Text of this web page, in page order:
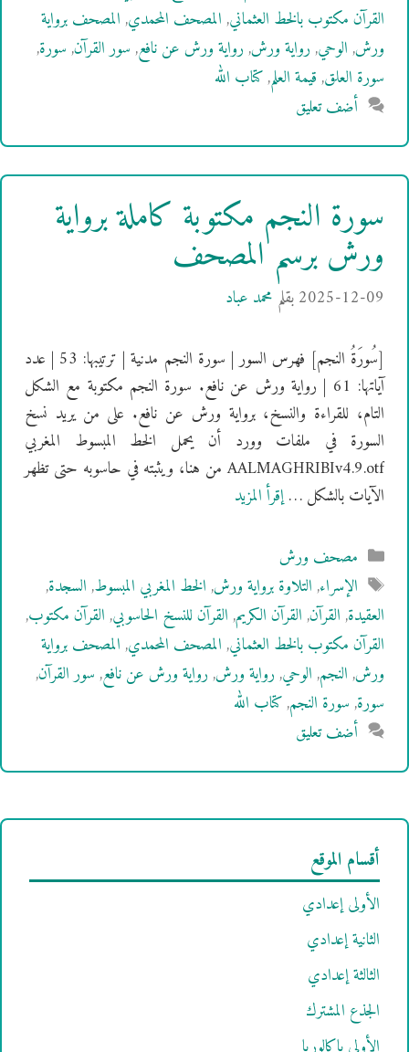
القرآن مكتوب بالخط العثماني,المصحف المحمدي,المصحف برواية
ورش,الوحي,رواية ورش,رواية ورش عن نافع,سور القرآن,سورة,
سورة العلق,قيمة العلم,كتاب الله
أضف تعليق
سورة النجم مكتوبة كاملة برواية
ورش برسم المصحف
2025-12-09بقلم محمد عباد
[سُورَةُ النجم] فهرس السور | سورة النجم مدنية | ترتيبها: 53 | عدد
آياتها: 61 | رواية ورش عن نافع. سورة النجم مكتوبة مع الشكل
التام، للقراءة والنسخ، برواية ورش عن نافع. على من يريد نسخ
السورة في ملفات وورد أن يحمل الخط المبسوط المغربي
AALMAGHRIBIv4.9.otf من هنا، ويثبته في حاسوبه حتى تظهر
الآيات بالشكل …إقرأ المزيد
التصنيفات
مصحف ورش
الوسوم
الإسراء,التلاوة برواية ورش,الخط المغربي المبسوط,السجدة,
العقيدة,القرآن,القرآن الكريم,القرآن للنسخ الحاسوبي,القرآن مكتوب,
القرآن مكتوب بالخط العثماني,المصحف المحمدي,المصحف برواية
ورش,النجم,الوحي,رواية ورش,رواية ورش عن نافع,سور القرآن,
سورة,سورة النجم,كتاب الله
أضف تعليق
أقسام الموقع
الأولى إعدادي
الثانية إعدادي
الثالثة إعدادي
الجذع المشترك